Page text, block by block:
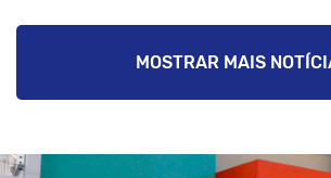
MOSTRAR MAIS